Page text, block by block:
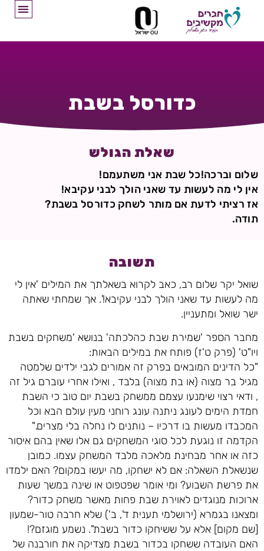
כדורסל בשבת
שאלת הגולש
שלום וברכה!כל שבת אני משתעמם!
אין לי מה לעשות עד שאני הולך לבני עקיבא!
אז רציתי לדעת אם מותר לשחק כדורסל בשבת?
תודה.
תשובה
שואל יקר שלום רב, כאב לקרוא בשאלתך את המילים 'אין לי
מה לעשות עד שאני הולך לבני עקיבא!'. אך שמחתי שאתה
ישר שואל ומתעניין.
מחבר הספר 'שמירת שבת כהלכתה' בנושא 'משחקים בשבת
ויו"ט' (פרק ט'ז) פותח את במילים הבאות:
"כל הדינים המובאים בפרק זה אמורים לגבי ילדים שלמטה
מגיל בר מצוה (או בת מצוה) בלבד , ואילו אחרי עוברם גיל זה
, ודאי רצוי שימנעו עצמם ממשחק בשבת יום טוב כי השבת
חמדת הימים לעונג ניתנה עונג רוחני מעין עולם הבא וכל
המכבדו מעשות בו דרכיו – נותנים לו נחלה בלי מצרים."
הקדמה זו נוגעת לכל סוגי המשחקים גם אלו שאין בהם איסור
כזה או אחר מבחינת מלאכה מלבד המשחק עצמו. כמובן
שנשאלת השאלה: אם לא ישחקו, מה יעשו במקום? האם ילמדו
את פרשת השבוע? ומי אומר שפטפוט או שינה במשך שעות
ארוכות מנוגדים לאוירת שבת פחות מאשר משחק כדור?
ומצאנו בגמרא (ירושלמי תענית ד', ב') שלא חרבה טור-שמעון
[שם מקום] אלא על ששיחקו כדור בשבת". נשמע מוגזם?!
האם העובדה ששחקו בכדור בשבת מצדיקה את חורבנה של